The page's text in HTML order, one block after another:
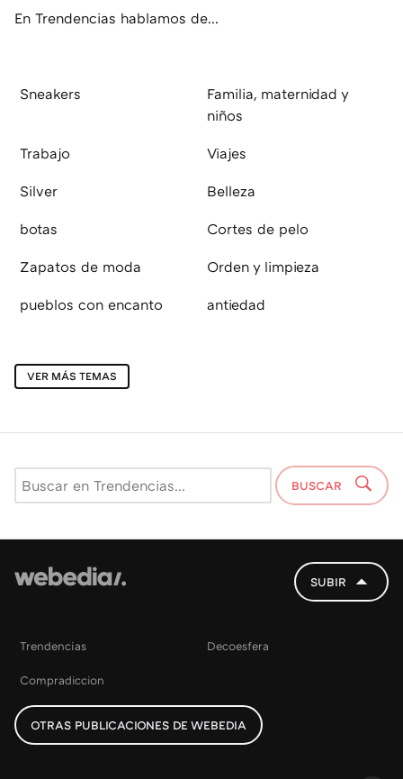
En Trendencias hablamos de...
Sneakers
Familia, maternidad y
niños
Trabajo Viajes
Silver Belleza
botas Cortes de pelo
Zapatos de moda Orden y limpieza
pueblos con encanto antiedad
VER MÁS TEMAS
BUSCAR
SUBIR
Trendencias Decoesfera
Compradiccion
OTRAS PUBLICACIONES DE WEBEDIA